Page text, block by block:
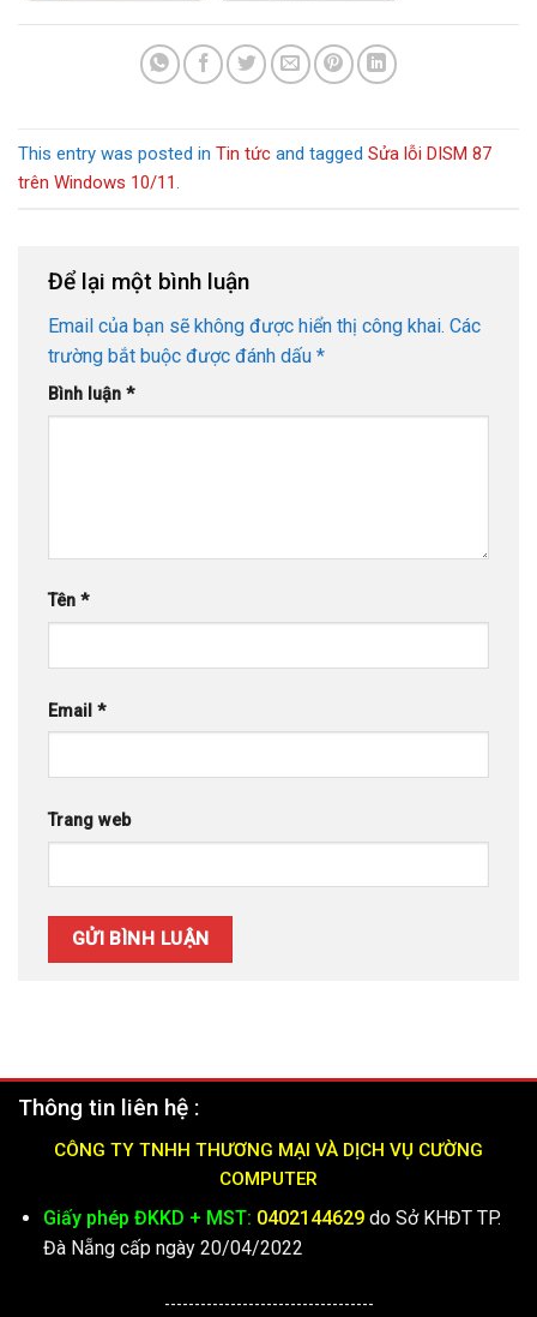
This entry was posted in Tin tức and tagged Sửa lỗi DISM 87
trên Windows 10/11
Để lại một bình luận
Email của bạn sẽ không được hiển thị công khai. Các
trường bắt buộc được đánh dấu *
Bình luận *
Tên *
Email *
Trang web
Thông tin liên hệ :
CÔNG TY TNHH THƯƠNG MẠI VÀ DỊCH VỤ CƯỜNG
COMPUTER
Giấy phép ĐKKD + MST: 0402144629do Sở KHĐT TP.
Đà Nẵng cấp ngày 20/04/2022
-----------------------------------